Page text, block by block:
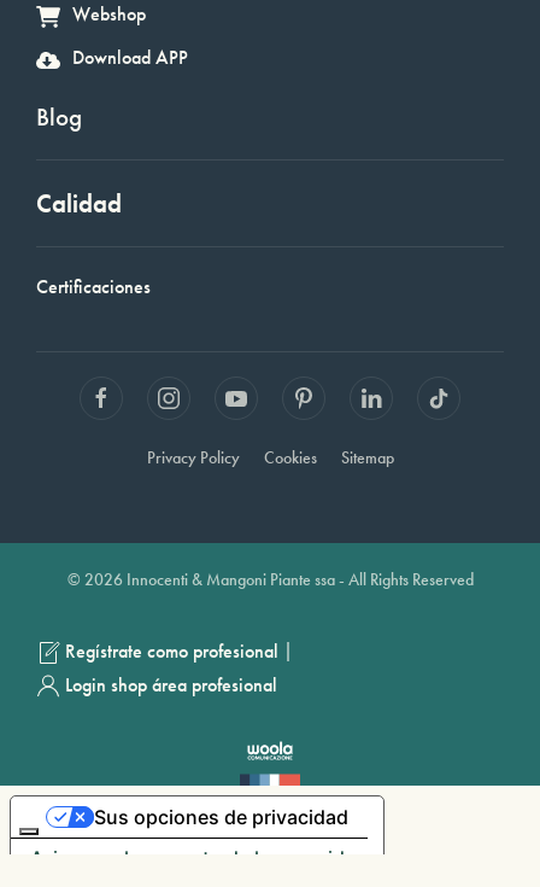
Webshop
Download APP
Blog
Calidad
Certificaciones
Privacy Policy Cookies Sitemap
© 2026 Innocenti & Mangoni Piante ssa - All Rights Reserved
Regístrate como profesional |
Login shop área profesional
Aviso en el momento de la recogida
Sus opciones de privacidad